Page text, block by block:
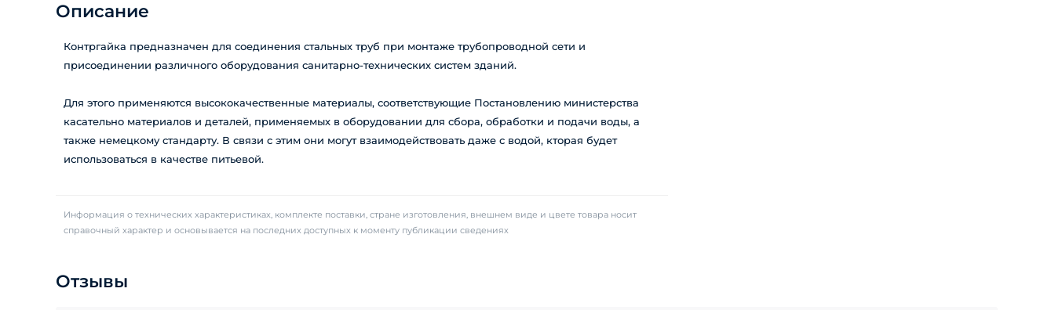
Описание
Контргайка предназначен для соединения стальных труб при монтаже трубопроводной сети и
присоединении различного оборудования санитарно-технических систем зданий.
Для этого применяются высококачественные материалы, соответствующие Постановлению министерства
касательно материалов и деталей, применяемых в оборудовании для сбора, обработки и подачи воды, а
также немецкому стандарту. В связи с этим они могут взаимодействовать даже с водой, кторая будет
использоваться в качестве питьевой.
Информация о технических характеристиках, комплекте поставки, стране изготовления, внешнем виде и цвете товара носит
справочный характер и основывается на последних доступных к моменту публикации сведениях
Отзывы